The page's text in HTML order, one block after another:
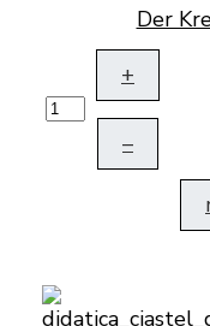
Der
+
–